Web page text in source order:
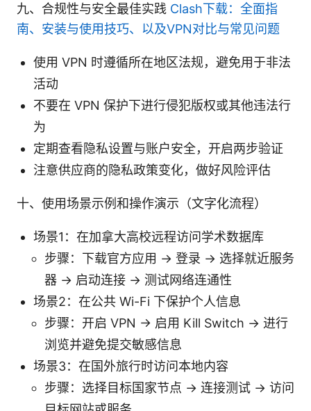
九、合规性与安全最佳实践 Clash下载：全面指
南、安装与使用技巧、以及VPN对比与常见问题
使用 VPN 时遵循所在地区法规，避免用于非法
活动
不要在 VPN 保护下进行侵犯版权或其他违法行
为
定期查看隐私设置与账户安全，开启两步验证
注意供应商的隐私政策变化，做好风险评估
十、使用场景示例和操作演示（文字化流程）
场景1：在加拿大高校远程访问学术数据库
步骤：下载官方应用 → 登录 → 选择就近服务
器 → 启动连接 → 测试网络连通性
场景2：在公共 Wi-Fi 下保护个人信息
步骤：开启 VPN → 启用 Kill Switch → 进行
浏览并避免提交敏感信息
场景3：在国外旅行时访问本地内容
步骤：选择目标国家节点 → 连接测试 → 访问